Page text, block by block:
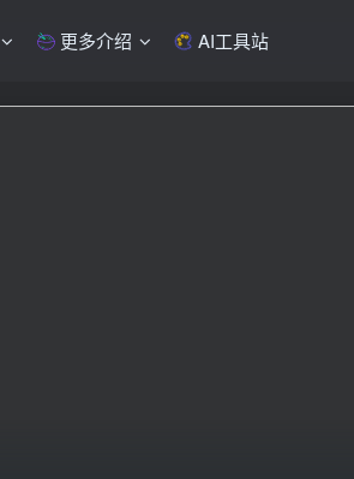
更多介绍 AI工具站